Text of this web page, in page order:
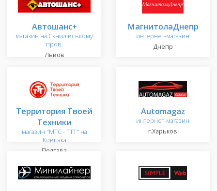
Автошанс+
магазин на Скнилівському
пров.
Львов
МагнитолаДнепр
интернет-магазин
Днепр
Территория Твоей
Техники
магазин "МТС - TTT" на
Ковпака
Полтава
Automagaz
интернет-магазин
г.Харьков